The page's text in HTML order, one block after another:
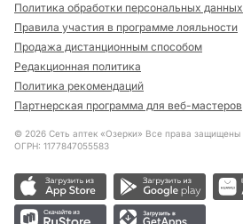
Политика обработки персональных данных
Правила участия в программе лояльности
Продажа дистанционным способом
Редакционная политика
Политика рекомендаций
Партнерская программа для веб-мастеров
© 2026 Сеть аптек «Озерки» Все права защищены
ОГРН: 1177847055583